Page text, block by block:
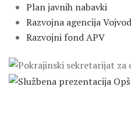
Plan javnih nabavki
Razvojna agencija
Razvojni fond APV